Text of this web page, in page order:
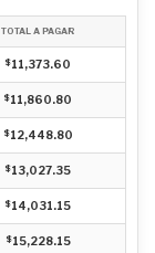
TOTAL A PAGAR
$11,373.60
$11,860.80
$12,448.80
$13,027.35
$14,031.15
$15,228.15